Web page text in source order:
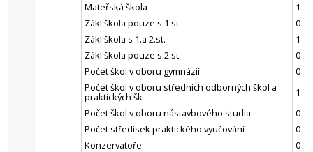
Mateřská škola
1
Zákl.škola pouze s 1.st.
0
Zákl.škola s 1.a 2.st.
1
Zákl.škola pouze s 2.st.
0
Počet škol v oboru gymnázií
0
Počet škol v oboru středních odborných škol a
praktických šk
1
Počet škol v oboru nástavbového studia
0
Počet středisek praktického vyučování
0
Konzervatoře
0